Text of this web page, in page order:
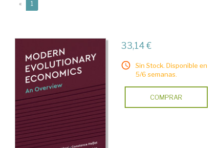
« 1
33,14 €
Sin Stock. Disponible en
5/6 semanas.
COMPRAR